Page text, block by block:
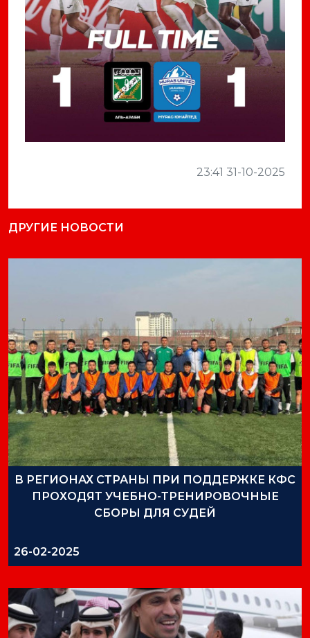
23:41 31-10-2025
ДРУГИЕ НОВОСТИ
В РЕГИОНАХ СТРАНЫ ПРИ ПОДДЕРЖКЕ КФС
ПРОХОДЯТ УЧЕБНО-ТРЕНИРОВОЧНЫЕ
СБОРЫ ДЛЯ СУДЕЙ
26-02-2025